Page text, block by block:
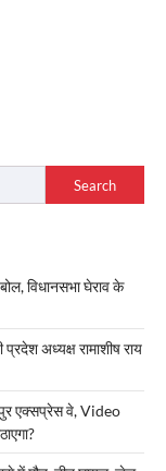
Search
विधानसभा घेराव के
अध्यक्ष रामाशीष राय
एक्सप्रेस वे, Video